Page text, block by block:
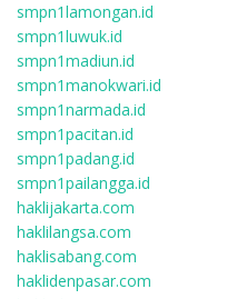
smpn1lamongan.id
smpn1luwuk.id
smpn1madiun.id
smpn1manokwari.id
smpn1narmada.id
smpn1pacitan.id
smpn1padang.id
smpn1pailangga.id
haklijakarta.com
haklilangsa.com
haklisabang.com
haklidenpasar.com